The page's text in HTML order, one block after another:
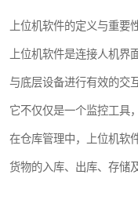
上位机软件的定义与重要
上位机软件是连接人机
与底层设备进行有效的交互
它不仅仅是一个监控工具
在仓库管理中，上位机软
货物的入库、出库、存储